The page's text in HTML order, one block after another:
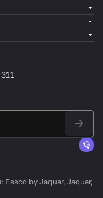
by Jaquar, Jaquar,